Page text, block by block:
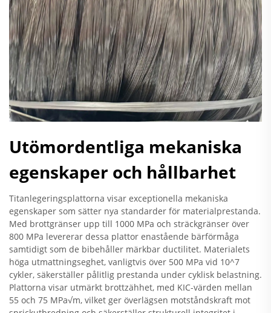
Utömordentliga mekaniska
egenskaper och hållbarhet
Titanlegeringsplattorna visar exceptionella mekaniska
egenskaper som sätter nya standarder för materialprestanda.
Med brottgränser upp till 1000 MPa och sträckgränser över
800 MPa levererar dessa plattor enastående bärförmåga
samtidigt som de bibehåller märkbar ductilitet. Materialets
höga utmattningseghet, vanligtvis över 500 MPa vid 10^7
cykler, säkerställer pålitlig prestanda under cyklisk belastning.
Plattorna visar utmärkt brottzähhet, med KIC-värden mellan
55 och 75 MPa√m, vilket ger överlägsen motståndskraft mot